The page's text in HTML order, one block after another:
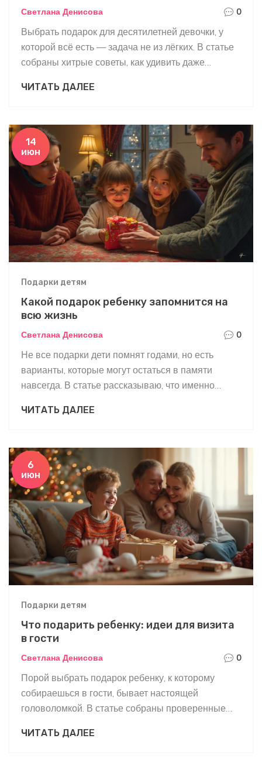
Светлана Денисова 0
Выбрать подарок для десятилетней девочки, у
которой всё есть — задача не из лёгких. В статье
собраны хитрые советы, как удивить даже
кошелька: можно порадовать без крупных затрат
развития, впечатлений и необычных сюрпризов,
которые не встретишь на каждую полку в
магазине. Практичные и действительно
запоминающиеся выборы.
ЧИТАТЬ ДАЛЕЕ
14
июн
Подарки детям
Какой подарок ребенку запомнится на
всю жизнь
Светлана Денисова 0
Не все подарки дети помнят годами, но есть
варианты, которые могут остаться в памяти
навсегда. В статье рассказываю, что именно
вещи, которые подчеркивают индивидуальность
внимание, если цель — подарить нечто
особенное, а не просто еще одну игрушку. В
статье вы найдете конкретные примеры и советы,
чтобы не ошибиться с выбором. Сюрпризы,
которые формируют воспоминания,
действительно существуют!
ЧИТАТЬ ДАЛЕЕ
6
июн
Подарки детям
Что подарить ребенку: идеи для визита
в гости
Светлана Денисова 0
Порой выбрать подарок ребенку, к которому
собираешься в гости, бывает настоящей
головоломкой. В статье собраны проверенные
ошиблись с выбором. Здесь вы узнаете, как
ЧИТАТЬ ДАЛЕЕ